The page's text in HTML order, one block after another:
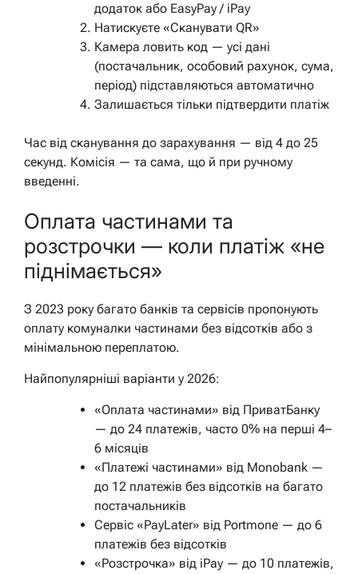
додаток або EasyPay / iPay
Натискуєте «Сканувати QR»
Камера ловить код — усі дані
(постачальник, особовий рахунок, сума,
період) підставляються автоматично
Залишається тільки підтвердити платіж
Час від сканування до зарахування — від 4 до 25
секунд. Комісія — та сама, що й при ручному
введенні.
Оплата частинами та
розстрочки — коли платіж «не
піднімається»
З 2023 року багато банків та сервісів пропонують
оплату комуналки частинами без відсотків або з
мінімальною переплатою.
Найпопулярніші варіанти у 2026:
«Оплата частинами» від ПриватБанку
— до 24 платежів, часто 0% на перші 4–
6 місяців
«Платежі частинами» від Monobank —
до 12 платежів без відсотків на багато
постачальників
Сервіс «PayLater» від Portmone — до 6
платежів без відсотків
«Розстрочка» від iPay — до 10 платежів,